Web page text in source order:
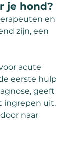
je hond?
en
zijn, een
acute
eerste hulp
geeft
ingrepen uit.
naar